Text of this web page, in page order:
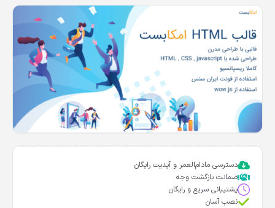
دسترسی مادام‌العمر و آپدیت رایگان
ضمانت بازگشت وجه
پشتیبانی سریع و رایگان
نصب آسان